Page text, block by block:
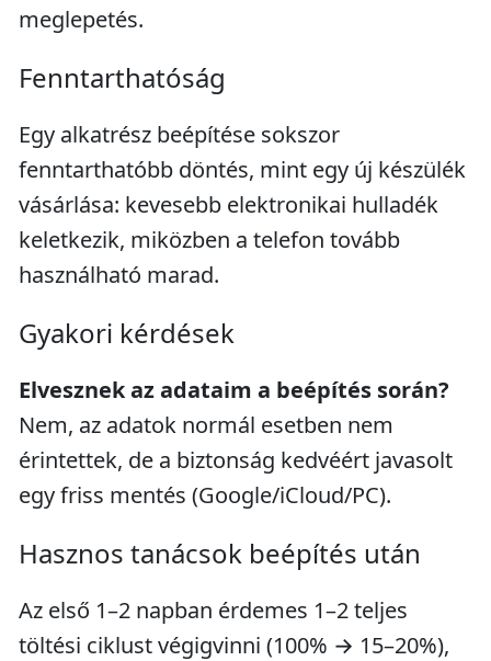
meglepetés.
Fenntarthatóság
Egy alkatrész beépítése sokszor
fenntarthatóbb döntés, mint egy új készülék
vásárlása: kevesebb elektronikai hulladék
keletkezik, miközben a telefon tovább
használható marad.
Gyakori kérdések
Elvesznek az adataim a beépítés során?
Nem, az adatok normál esetben nem
érintettek, de a biztonság kedvéért javasolt
egy friss mentés (Google/iCloud/PC).
Hasznos tanácsok beépítés után
Az első 1–2 napban érdemes 1–2 teljes
töltési ciklust végigvinni (100% → 15–20%),